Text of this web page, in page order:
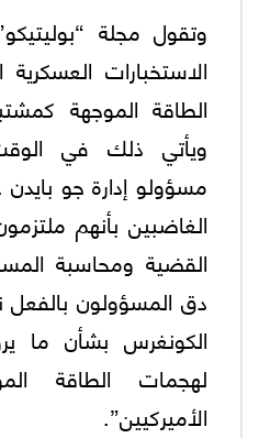
وتقول مجلة
الاستخبارات
الطاقة الموجهة
ويأتي ذلك في
مسؤولو إدارة جو
الغاضبين بأنهم
القضية ومحاسبة
دق المسؤولون
الكونغرس بشأن ما
لهجمات الطاقة
الأميركيين”.